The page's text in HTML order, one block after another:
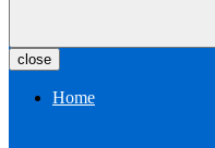
close
Home